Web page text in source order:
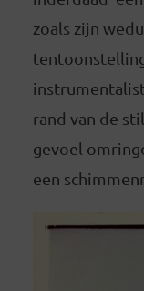
zoals zijn
rand van de
gevoel
een